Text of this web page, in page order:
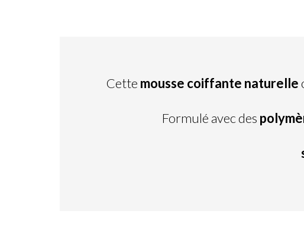
Cette mousse coiffante naturelle
Formulé avec des